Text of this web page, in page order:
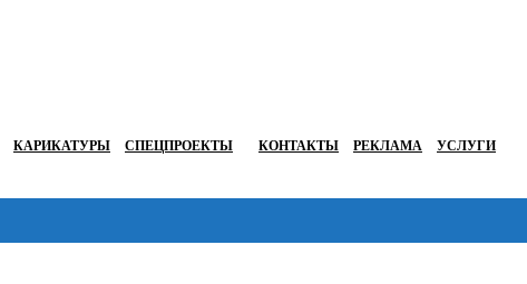
КАРИКАТУРЫ СПЕЦПРОЕКТЫ КОНТАКТЫ РЕКЛАМА УСЛУГИ